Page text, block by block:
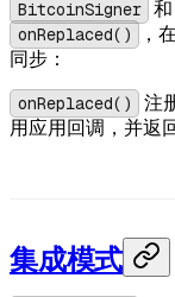
BitcoinSigner 和
onReplaced()
，
同步：
onReplaced() 注
用应用回调，并返
集成模式